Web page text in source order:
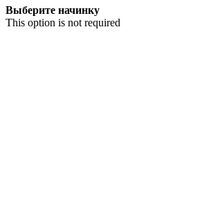
Выберите начинку
This option is not required